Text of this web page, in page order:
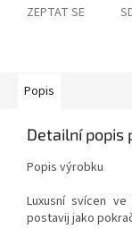
ZEPTAT SE
Popis
Detailní popis
Popis výrobku
Luxusní svícen
postavij jako